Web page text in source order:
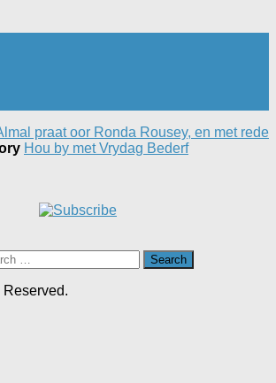
praat oor Ronda Rousey, en met rede
Hou by met Vrydag Bederf